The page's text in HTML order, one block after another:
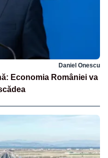
Daniel Onescu
Economia României va